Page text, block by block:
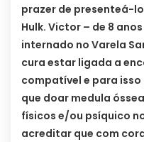
prazer de presenteá-
Hulk. Victor – de 8
internado no Varela
cura estar ligada a
compatível e para
que doar medula
físicos e/ou psíquico
acreditar que com